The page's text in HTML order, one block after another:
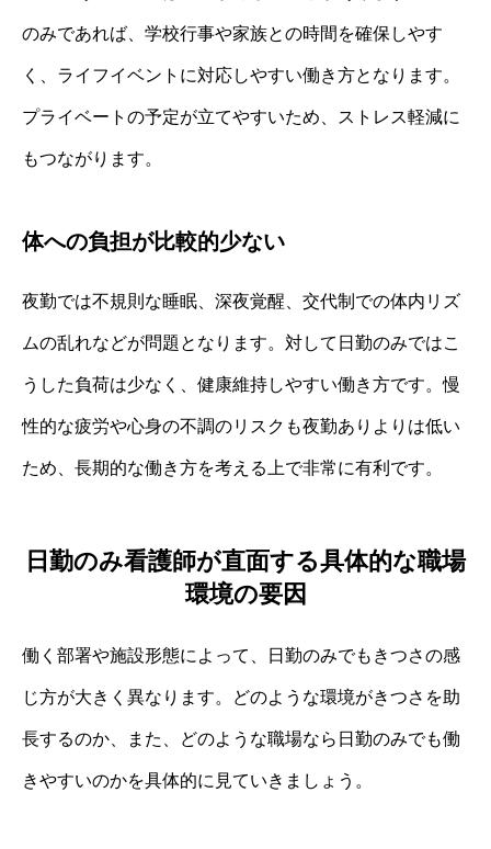
のみであれば、学校行事や家族との時間を確保しやす
く、ライフイベントに対応しやすい働き方となります。
プライベートの予定が立てやすいため、ストレス軽減に
もつながります。
体への負担が比較的少ない
夜勤では不規則な睡眠、深夜覚醒、交代制での体内リズ
ムの乱れなどが問題となります。対して日勤のみではこ
うした負荷は少なく、健康維持しやすい働き方です。慢
性的な疲労や心身の不調のリスクも夜勤ありよりは低い
ため、長期的な働き方を考える上で非常に有利です。
日勤のみ看護師が直面する具体的な職場
環境の要因
働く部署や施設形態によって、日勤のみでもきつさの感
じ方が大きく異なります。どのような環境がきつさを助
長するのか、また、どのような職場なら日勤のみでも働
きやすいのかを具体的に見ていきましょう。